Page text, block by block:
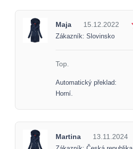
Maja 15.12.2022
Zákazník: Slovinsko
Top.
Automatický překlad:
Horní.
Martina 13.11.2024